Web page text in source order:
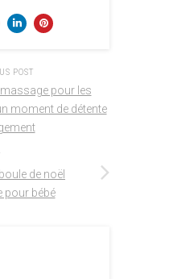
POST
massage pour les
moment de détente
de noël
pour bébé